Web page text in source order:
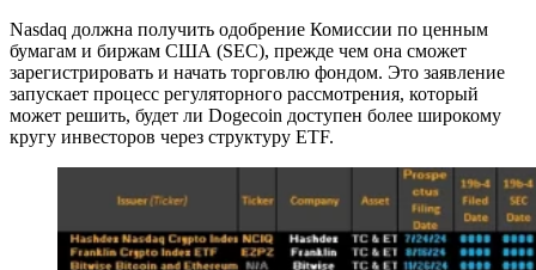
Nasdaq должна получить одобрение Комиссии по ценным
бумагам и биржам США (SEC), прежде чем она сможет
зарегистрировать и начать торговлю фондом. Это заявление
запускает процесс регуляторного рассмотрения, который
может решить, будет ли Dogecoin доступен более широкому
кругу инвесторов через структуру ETF.